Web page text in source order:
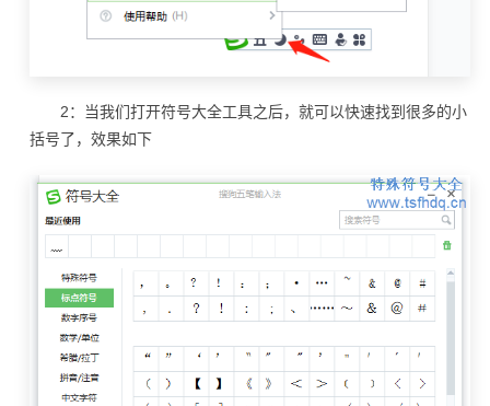
2：当我们打开符号大全工具之后，就可以快速找到很多的小
括号了，效果如下